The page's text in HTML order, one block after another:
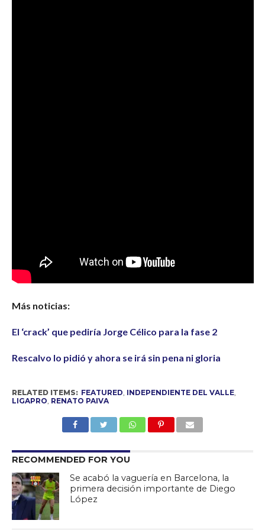
Más noticias:
El ‘crack’ que pediría Jorge Célico para la fase 2
Rescalvo lo pidió y ahora se irá sin pena ni gloria
RELATED ITEMS: FEATURED, INDEPENDIENTE DEL VALLE,
LIGAPRO, RENATO PAIVA
RECOMMENDED FOR YOU
Se acabó la vaguería en Barcelona, la
primera decisión importante de Diego
López